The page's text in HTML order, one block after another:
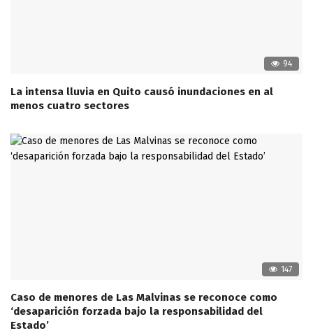
94
La intensa lluvia en Quito causó inundaciones en al
menos cuatro sectores
147
Caso de menores de Las Malvinas se reconoce como
‘desaparición forzada bajo la responsabilidad del
Estado’